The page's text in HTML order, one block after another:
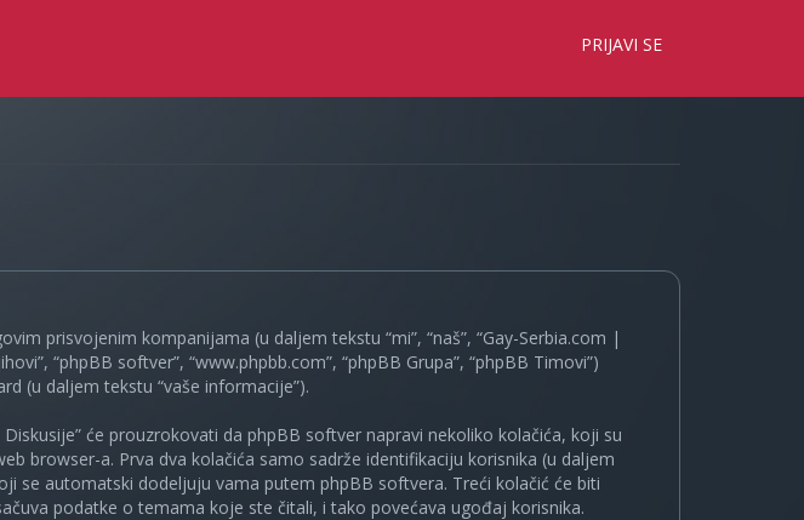
PRIJAVI SE
prisvojenim kompanijama (u daljem tekstu “mi”, “naš”, “Gay-Serbia.com |
“phpBB softver”, “www.phpbb.com”, “phpBB Grupa”, “phpBB Timovi”)
(u daljem tekstu “vaše informacije”).
će prouzrokovati da phpBB softver napravi nekoliko kolačića, koji su
browser-a. Prva dva kolačića samo sadrže identifikaciju korisnika (u daljem
se automatski dodeljuju vama putem phpBB softvera. Treći kolačić će biti
podatke o temama koje ste čitali, i tako povećava ugođaj korisnika.